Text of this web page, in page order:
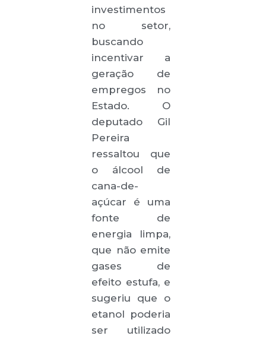
investimentos
no setor,
buscando
incentivar a
geração de
empregos no
Estado. O
deputado Gil
Pereira
ressaltou que
o álcool de
cana-de-
açúcar é uma
fonte de
energia limpa,
que não emite
gases de
efeito estufa, e
sugeriu que o
etanol poderia
ser utilizado